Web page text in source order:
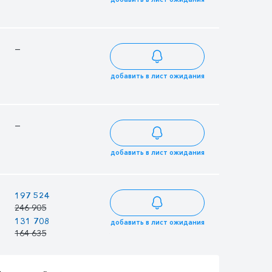
— —
добавить в лист ожидания
— —
добавить в лист ожидания
197 524
246 905
—
131 708
164 635
127 272
добавить в лист ожидания